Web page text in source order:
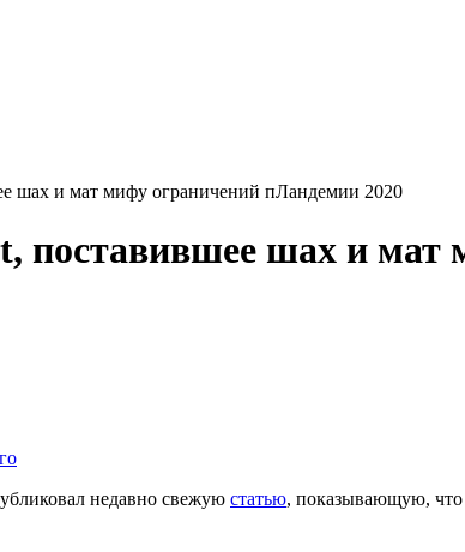
шах и мат мифу ограничений пЛандемии 2020
поставившее шах и
недавно свежую статью, показывающую, что